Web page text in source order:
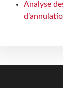
Analyse